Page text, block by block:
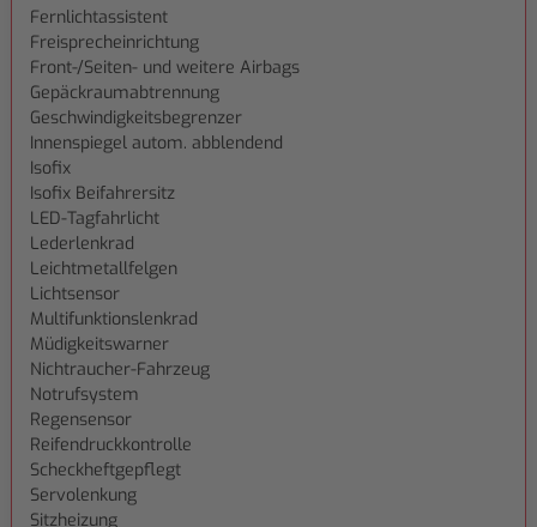
Fernlichtassistent
Freisprecheinrichtung
Front-/Seiten- und weitere Airbags
Gepäckraumabtrennung
Geschwindigkeitsbegrenzer
Innenspiegel autom. abblendend
Isofix
Isofix Beifahrersitz
LED-Tagfahrlicht
Lederlenkrad
Leichtmetallfelgen
Lichtsensor
Multifunktionslenkrad
Müdigkeitswarner
Nichtraucher-Fahrzeug
Notrufsystem
Regensensor
Reifendruckkontrolle
Scheckheftgepflegt
Servolenkung
Sitzheizung